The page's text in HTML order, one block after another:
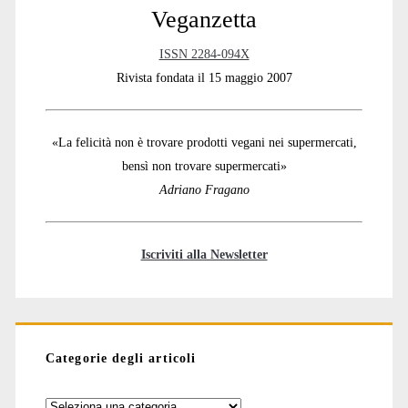
Veganzetta
ISSN 2284-094X
Rivista fondata il 15 maggio 2007
«La felicità non è trovare prodotti vegani nei supermercati,
bensì non trovare supermercati»
Adriano Fragano
Iscriviti alla Newsletter
Categorie degli articoli
Categorie